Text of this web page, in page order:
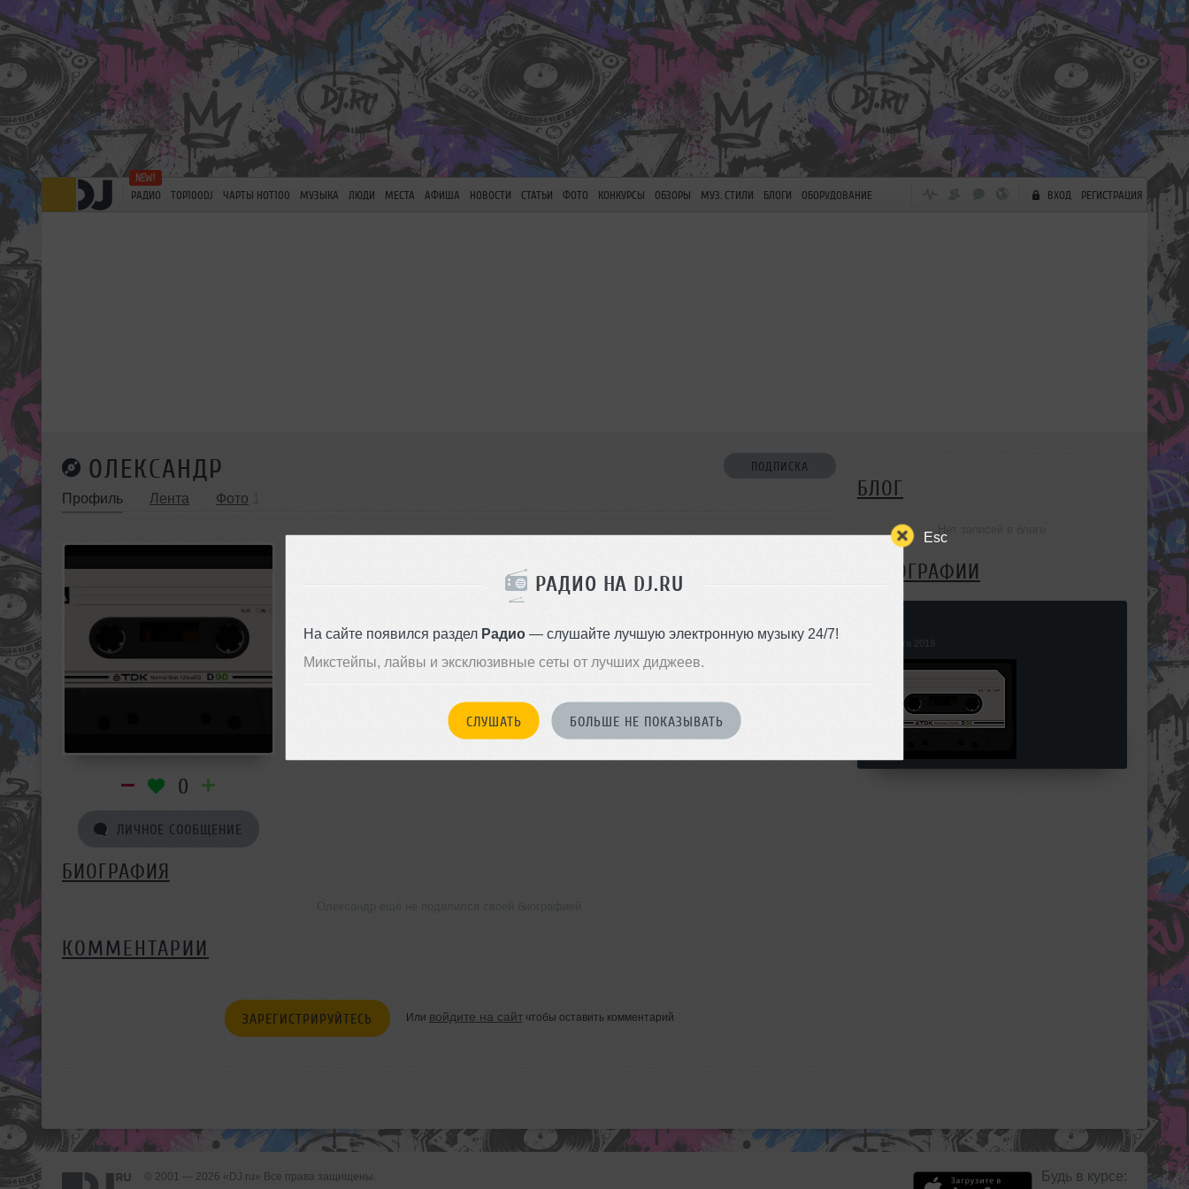
Esc
РАДИО НА DJ.RU
На сайте появился раздел Радио— слушайте лучшую электронную музыку 24/7!
Микстейпы, лайвы и эксклюзивные сеты от лучших диджеев.
СЛУШАТЬ БОЛЬШЕ НЕ ПОКАЗЫВАТЬ
РАДИО TOP100DJ ЧАРТЫ HOT100 МУЗЫКА ЛЮДИ МЕСТА АФИША НОВОСТИ СТАТЬИ ФОТО КОНКУРСЫ ОБЗОРЫ МУЗ. СТИЛИ БЛОГИ ОБОРУДОВАНИЕ ВХОД РЕГИСТРАЦИЯ
ОЛЕКСАНДР ПОДПИСКА
Профиль Лента Фото
0
ЛИЧНОЕ СООБЩЕНИЕ
БИОГРАФИЯ
КОММЕНТАРИИ
ЗАРЕГИСТРИРУЙТЕСЬ Или войдите на сайтчтобы оставить комментарий
БЛОГ
ФОТОГРАФИИ
22 марта 2019
© 2001 — 2026 «DJ.ru» Все права защищены.
Будь в курсе: